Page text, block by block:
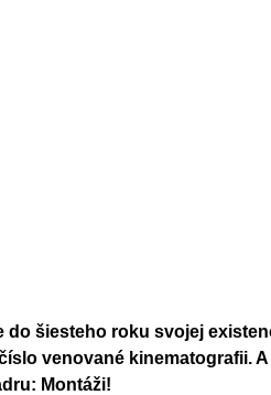
do šiesteho roku svojej
venované kinematografii.
Montáži!